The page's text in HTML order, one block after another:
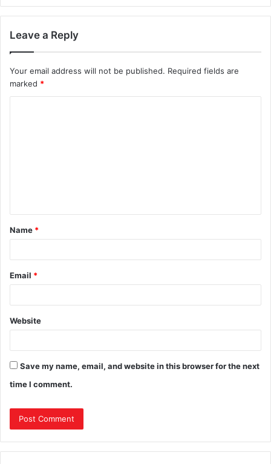
Leave a Reply
Your email address will not be published. Required fields are
marked *
Name *
Email *
Website
Save my name, email, and website in this browser for the next
time I comment.